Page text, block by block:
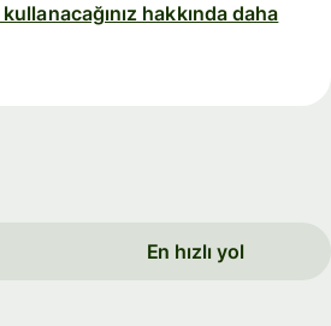
hakkında daha
En hızlı yol